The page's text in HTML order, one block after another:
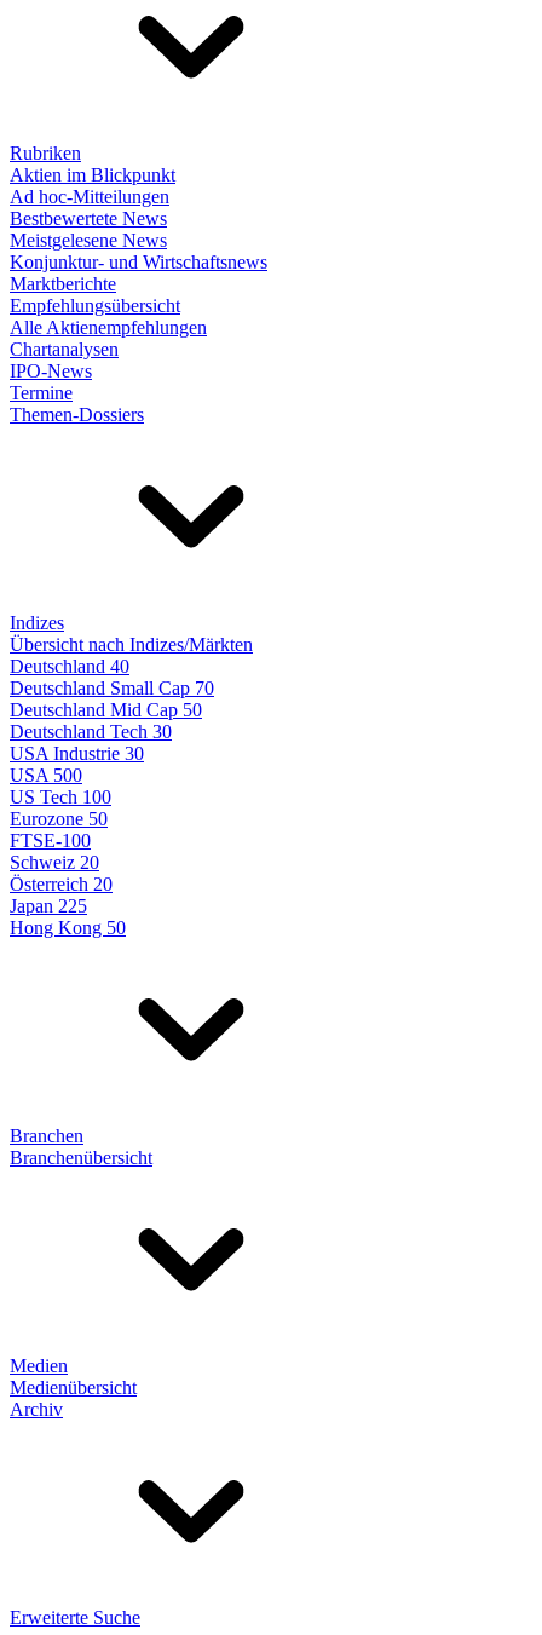
Rubriken
Aktien im Blickpunkt
Ad hoc-Mitteilungen
Bestbewertete News
Meistgelesene News
Konjunktur- und Wirtschaftsnews
Marktberichte
Empfehlungsübersicht
Alle Aktienempfehlungen
Chartanalysen
IPO-News
Termine
Themen-Dossiers
Indizes
Übersicht nach Indizes/Märkten
Deutschland 40
Deutschland Small Cap 70
Deutschland Mid Cap 50
Deutschland Tech 30
USA Industrie 30
USA 500
US Tech 100
Eurozone 50
FTSE-100
Schweiz 20
Österreich 20
Japan 225
Hong Kong 50
Branchen
Branchenübersicht
Medien
Medienübersicht
Archiv
Erweiterte Suche